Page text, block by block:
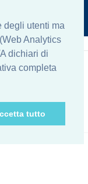
degli utenti ma
Analytics
dichiari di
completa
tutto
di ROMA